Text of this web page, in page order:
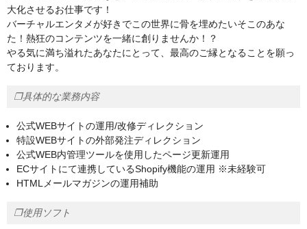
大化させるお仕事です！
バーチャルエンタメが好きでこの世界に骨を埋めたいそこのあな
た！熱狂のコンテンツを一緒に創りませんか！？
やる気に満ち溢れたあなたにとって、最高のご縁となることを願っ
ております。
❐具体的な業務内容
公式WEBサイトの運用/改修ディレクション
特設WEBサイトの外部発注ディレクション
公式WEB内管理ツールを使用したページ更新運用
ECサイトにて連携しているShopify機能の運用 ※未経験可
HTMLメールマガジンの運用補助
❐使用ソフト